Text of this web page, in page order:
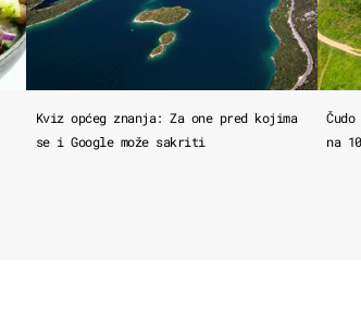
Kviz općeg znanja: Za one pred kojima
se i Google može sakriti
na